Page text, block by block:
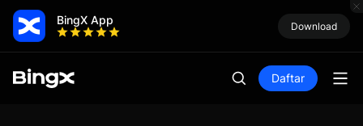
BingX App Download
Daftar